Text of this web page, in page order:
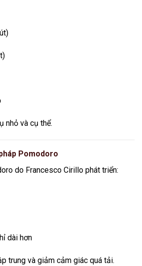
nhỏ và cụ thể.
Pomodoro
do Francesco Cirillo phát triển:
dài hơn
trung và giảm cảm giác quá tải.